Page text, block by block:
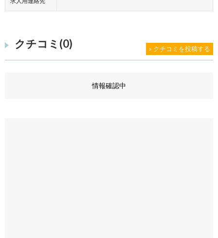
クチコミ(0) » クチコミを投稿する
情報確認中